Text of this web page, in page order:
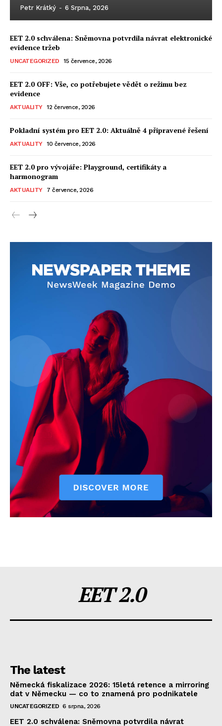
Petr Krátký - 6 Srpna, 2026
EET 2.0 schválena: Sněmovna potvrdila návrat elektronické
evidence tržeb
UNCATEGORIZED 15 července, 2026
EET 2.0 OFF: Vše, co potřebujete vědět o režimu bez
evidence
AKTUALITY 12 července, 2026
Pokladní systém pro EET 2.0: Aktuálně 4 připravené řešení
AKTUALITY 10 července, 2026
EET 2.0 pro vývojáře: Playground, certifikáty a
harmonogram
AKTUALITY 7 července, 2026
EET 2.0
The latest
Německá fiskalizace 2026: 15letá retence a mirroring
dat v Německu — co to znamená pro podnikatele
UNCATEGORIZED 6 srpna, 2026
EET 2.0 schválena: Sněmovna potvrdila návrat